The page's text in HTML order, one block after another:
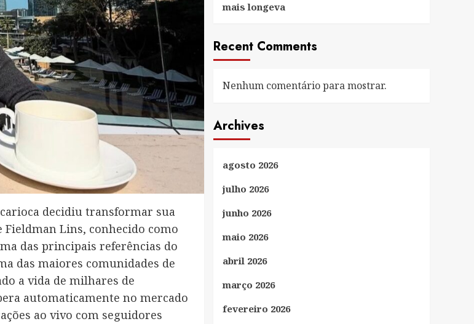
decidiu transformar sua
Lins, conhecido como
das principais referências do
das maiores comunidades de
a vida de milhares de
automaticamente no mercado
ao vivo com seguidores
mais longeva
Recent Comments
Nenhum comentário para mostrar.
Archives
agosto 2026
julho 2026
junho 2026
maio 2026
abril 2026
março 2026
fevereiro 2026